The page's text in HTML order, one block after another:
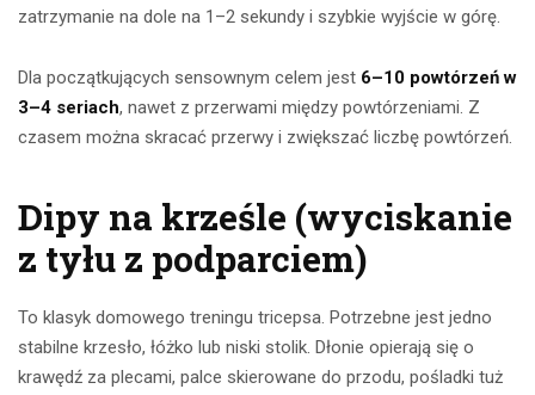
zatrzymanie na dole na 1–2 sekundy i szybkie wyjście w górę.
Dla początkujących sensownym celem jest 6–10 powtórzeń w
3–4 seriach, nawet z przerwami między powtórzeniami. Z
czasem można skracać przerwy i zwiększać liczbę powtórzeń.
Dipy na krześle (wyciskanie
z tyłu z podparciem)
To klasyk domowego treningu tricepsa. Potrzebne jest jedno
stabilne krzesło, łóżko lub niski stolik. Dłonie opierają się o
krawędź za plecami, palce skierowane do przodu, pośladki tuż